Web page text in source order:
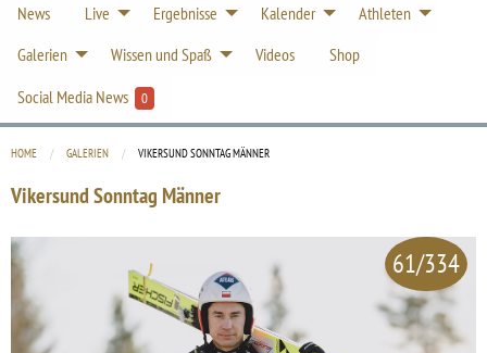
News Live Ergebnisse Kalender
Athleten
Galerien
Wissen und Spaß Videos
Shop
Social Media News
0
HOME GALERIEN CURRENT:
VIKERSUND SONNTAG MÄNNER
Vikersund Sonntag Männer
61/334